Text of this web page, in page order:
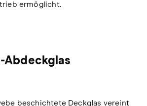
ermöglicht.
Abdeckglas
beschichtete Deckglas vereint